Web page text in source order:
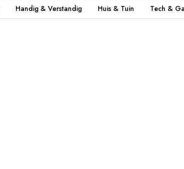
Handig & Verstandig Huis & Tuin Tech &